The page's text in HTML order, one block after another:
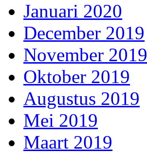
Januari 2020
December 2019
November 2019
Oktober 2019
Augustus 2019
Mei 2019
Maart 2019